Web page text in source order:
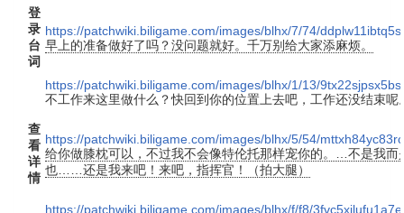
登
录
台
词
https://patchwiki.biligame.com/images/blhx/7/74/
早上的准备做好了吗？没问题就好。千万别给大家添麻烦。
https://patchwiki.biligame.com/images/blhx/1/13/
查
看
详
情
不工作来这里做什么？快回到你的位置上去吧，工作还没结束呢
https://patchwiki.biligame.com/images/blhx/5/54/
给你做膝枕可以，不过我不会像特伦托那样宠你的。…不是我而
也……还是我来吧！来吧，指挥官！（拍大腿）
https://patchwiki.biligame.com/images/blhx/f/f8/